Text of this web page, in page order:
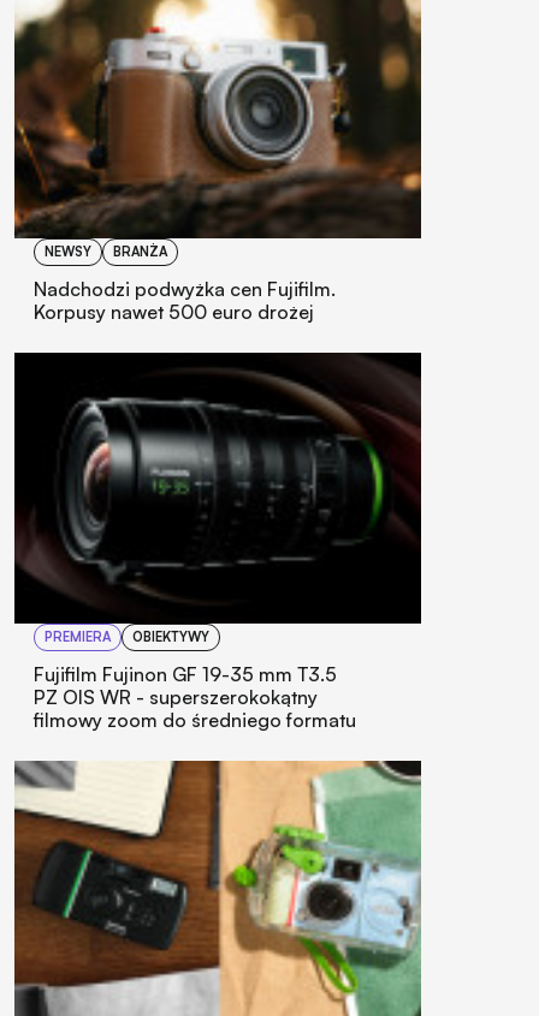
NEWSY BRANŻA
Nadchodzi podwyżka cen Fujifilm.
Korpusy nawet 500 euro drożej
PREMIERA OBIEKTYWY
Fujifilm Fujinon GF 19-35 mm T3.5
PZ OIS WR - superszerokokątny
filmowy zoom do średniego formatu